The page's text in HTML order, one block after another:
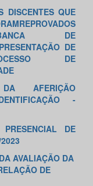
DISCENTES QUE
DE
DE
DE
DA AFERIÇÃO
-
DE
AVALIAÇÃO DA
DE